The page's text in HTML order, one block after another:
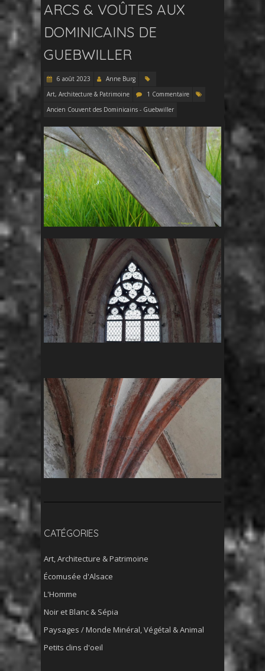
ARCS & VOÛTES AUX
DOMINICAINS DE
GUEBWILLER
6 août 2023
Anne Burg
Art, Architecture & Patrimoine
1 Commentaire
Ancien Couvent des Dominicains - Guebwiller
CATÉGORIES
Art, Architecture & Patrimoine
Écomusée d'Alsace
L'Homme
Noir et Blanc & Sépia
Paysages / Monde Minéral, Végétal & Animal
Petits clins d'oeil